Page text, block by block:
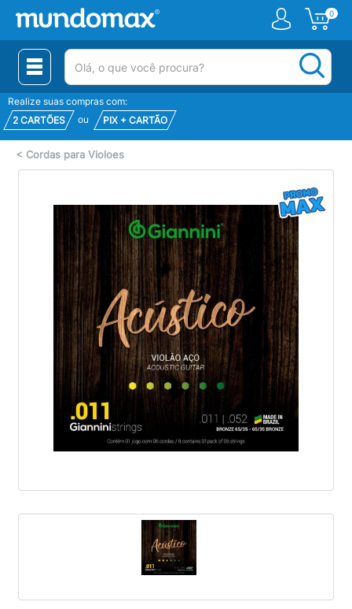
0
(pesquisar)
Realize suas compras com:
2 CARTÕES
ou PIX + CARTÃO
< Cordas para Violoes